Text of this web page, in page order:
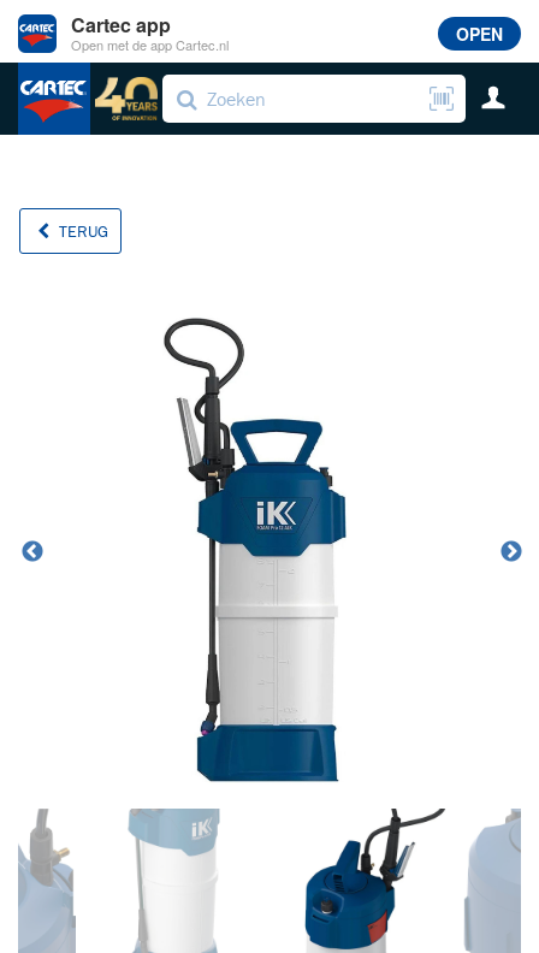
TERUG
Toegevoegd aan winkelwagen
Cartec app
Open met de app Cartec.nl OPEN